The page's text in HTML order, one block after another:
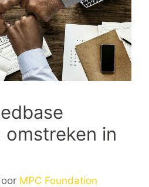
omstreken in
MPC Foundation